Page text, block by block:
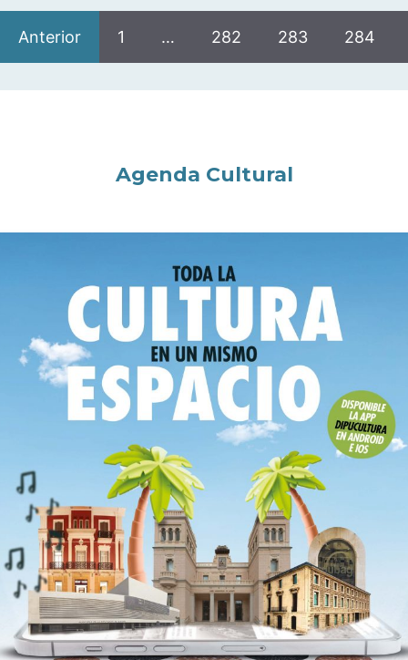
Anterior 1 … 282 283 284
Agenda Cultural